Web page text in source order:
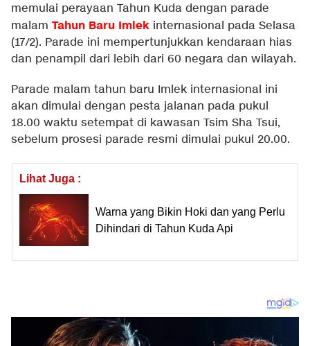
memulai perayaan Tahun Kuda dengan parade
malam Tahun Baru Imlek internasional pada Selasa
(17/2). Parade ini mempertunjukkan kendaraan hias
dan penampil dari lebih dari 60 negara dan wilayah.
Parade malam tahun baru Imlek internasional ini
akan dimulai dengan pesta jalanan pada pukul
18.00 waktu setempat di kawasan Tsim Sha Tsui,
sebelum prosesi parade resmi dimulai pukul 20.00.
Lihat Juga :
Warna yang Bikin Hoki dan yang Perlu
Dihindari di Tahun Kuda Api